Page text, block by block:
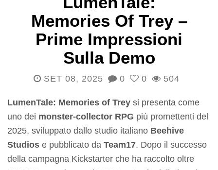
Memories Of Trey –
Prime Impressioni
Sulla Demo
SET 08, 2025 0 0 504
LumenTale: Memories of Trey si presenta come
uno dei monster-collector RPG più promettenti del
2025, sviluppato dallo studio italiano Beehive
Studios e pubblicato da Team17. Dopo il successo
della campagna Kickstarter che ha raccolto oltre